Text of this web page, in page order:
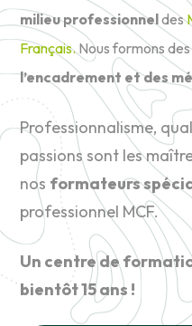
milieu professionneldes
Français.Nous formons
l’encadrement et des
Professionnalisme,
passions sont les
nos formateurs
professionnel MCF.
Un centre de
bientôt 15 ans !